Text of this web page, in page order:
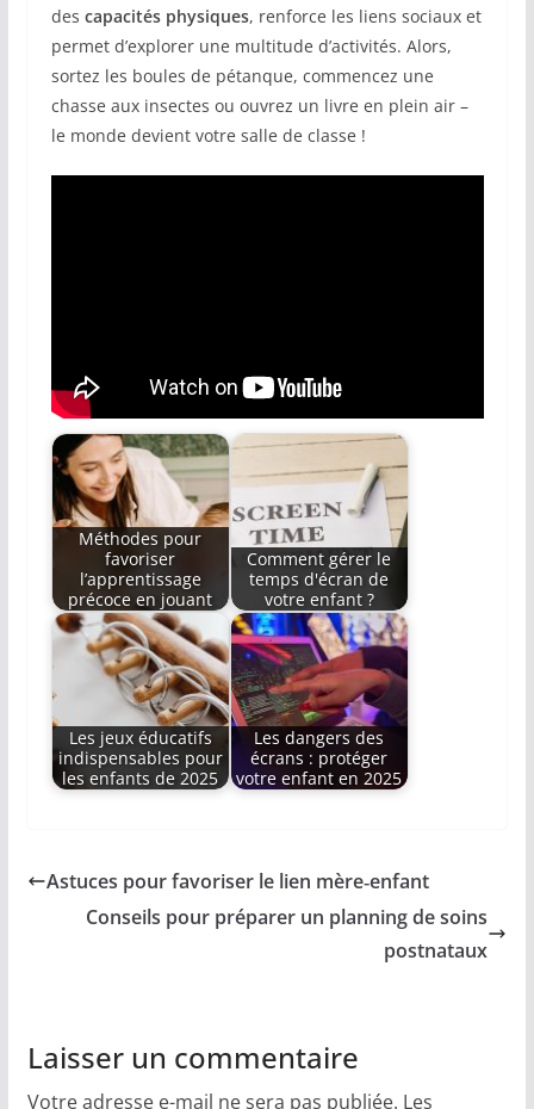
des capacités physiques, renforce les liens sociaux et
permet d’explorer une multitude d’activités. Alors,
sortez les boules de pétanque, commencez une
chasse aux insectes ou ouvrez un livre en plein air –
le monde devient votre salle de classe !
Méthodes pour
favoriser
l’apprentissage
précoce en jouant
Comment gérer le
temps d'écran de
votre enfant ?
Les jeux éducatifs
indispensables pour
les enfants de 2025
Les dangers des
écrans : protéger
votre enfant en 2025
Astuces pour favoriser le lien mère‐enfant
Conseils pour préparer un planning de soins
postnataux
Laisser un commentaire
Votre adresse e-mail ne sera pas publiée. Les